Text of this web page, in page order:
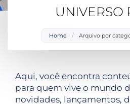
UNIVERSO
Home / Arquivo por
Aqui, você encontra
para quem vive o mundo
novidades, lançamentos,